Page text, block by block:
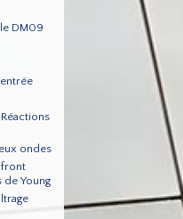
DM09
ondes
Young